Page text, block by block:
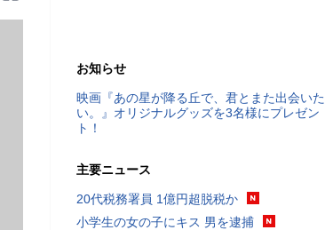
お知らせ
映画『あの星が降る丘で、君とまた出会いた
い。』オリジナルグッズを3名様にプレゼン
ト！
主要ニュース
20代税務署員 1億円超脱税か
小学生の女の子にキス 男を逮捕